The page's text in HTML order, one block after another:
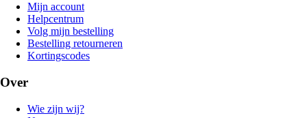
Mijn account
Helpcentrum
Volg mijn bestelling
Bestelling retourneren
Kortingscodes
Over
Wie zijn wij?